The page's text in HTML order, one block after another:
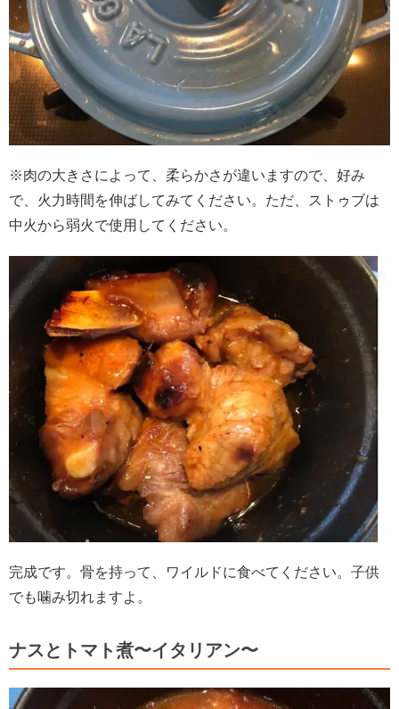
※肉の大きさによって、柔らかさが違いますので、好み
で、火力時間を伸ばしてみてください。ただ、ストゥブは
中火から弱火で使用してください。
完成です。骨を持って、ワイルドに食べてください。子供
でも噛み切れますよ。
ナスとトマト煮〜イタリアン〜